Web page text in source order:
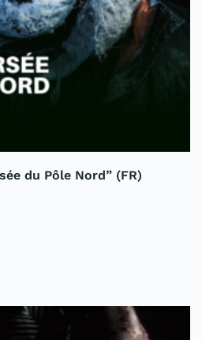
du Pôle Nord” (FR)